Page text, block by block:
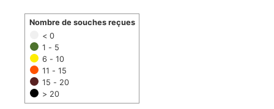
< 0
1 - 5
6 - 10
11 - 15
15 - 20
> 20
Nombre de souches reçues